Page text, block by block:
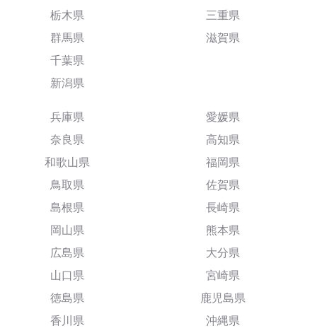
栃木県
群馬県
千葉県
新潟県
三重県
滋賀県
兵庫県
奈良県
和歌山県
鳥取県
島根県
岡山県
広島県
山口県
徳島県
香川県
愛媛県
高知県
福岡県
佐賀県
長崎県
熊本県
大分県
宮崎県
鹿児島県
沖縄県